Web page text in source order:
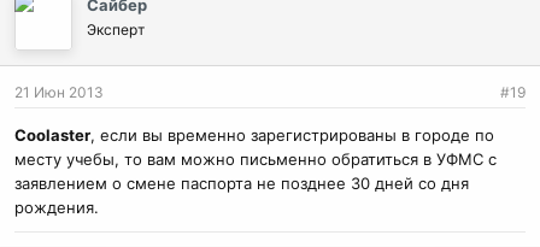
Сайбер
Эксперт
21 Июн 2013 #19
Coolaster, если вы временно зарегистрированы в городе по
месту учебы, то вам можно письменно обратиться в УФМС с
заявлением о смене паспорта не позднее 30 дней со дня
рождения.